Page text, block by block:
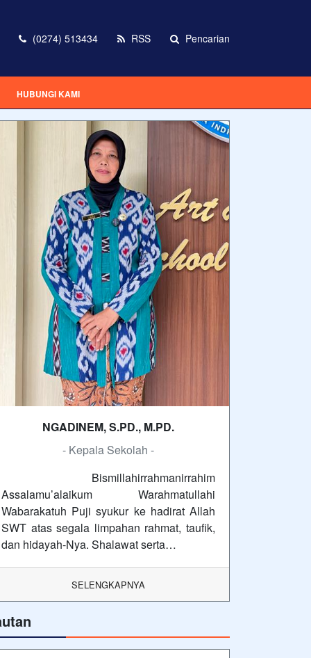
(0274) 513434 RSS Pencarian
HUBUNGI KAMI
NGADINEM, S.PD., M.PD.
- Kepala Sekolah -
Bismillahirrahmanirrahim
Assalamu’alaikum Warahmatullahi
Wabarakatuh Puji syukur ke hadirat Allah
SWT atas segala limpahan rahmat, taufik,
dan hidayah-Nya. Shalawat serta…
SELENGKAPNYA